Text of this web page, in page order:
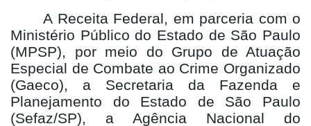
A Receita Federal, em parceria com o
Ministério Público do Estado de São Paulo
(MPSP), por meio do Grupo de Atuação
Especial de Combate ao Crime Organizado
(Gaeco), a Secretaria da Fazenda e
Planejamento do Estado de São Paulo
(Sefaz/SP), a Agência Nacional do